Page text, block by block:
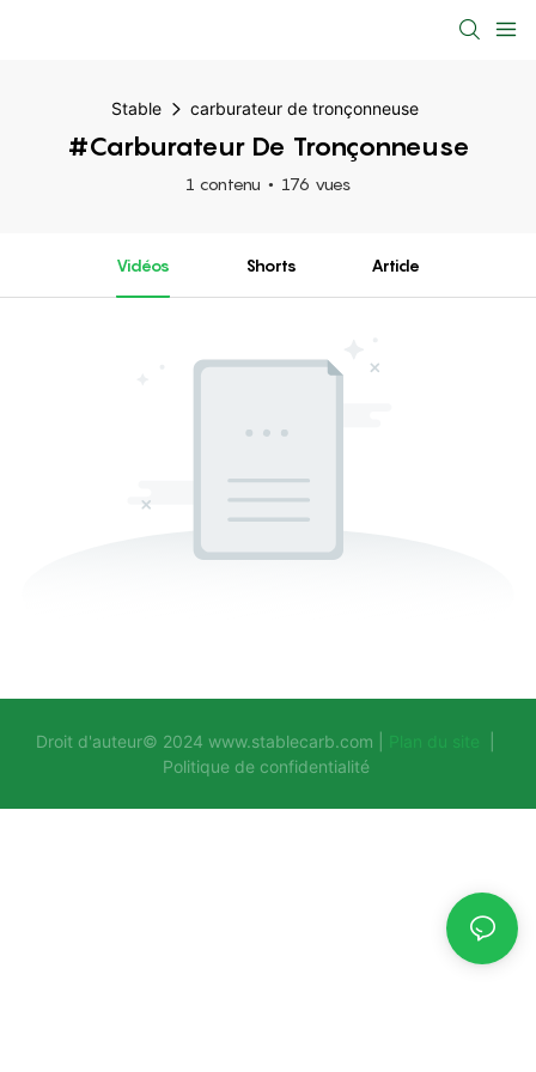
Stable carburateur de tronçonneuse
#carburateur De Tronçonneuse
1 contenu 176 vues
Vidéos Shorts Article
Droit d'auteur© 2024 www.stablecarb.com Plan du site
Politique de confidentialité